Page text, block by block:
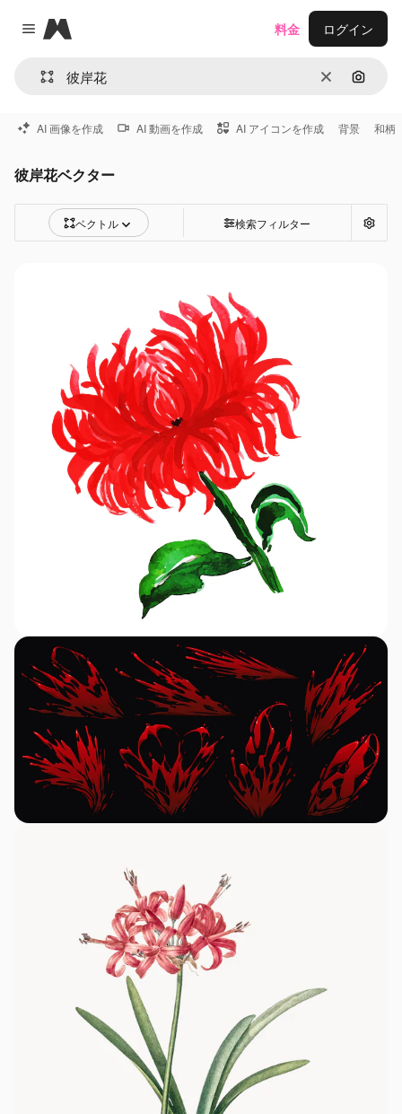
Close menu
Magnific
消去 画像で
料金 ログイン
AI 画像を作成 AI 動画を作成 AI アイコンを作成 背景 和柄
彼岸花ベクター
ベクトル 検索フィルター